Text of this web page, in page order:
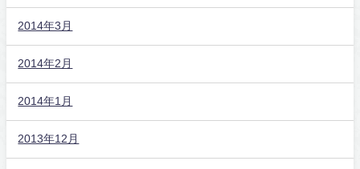
2014年3月
2014年2月
2014年1月
2013年12月